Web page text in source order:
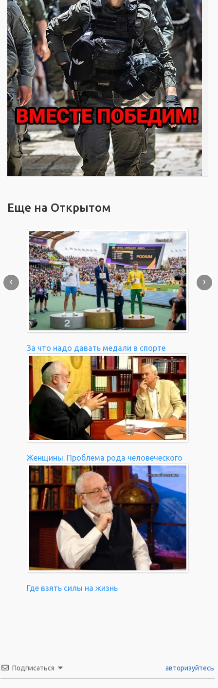
Еще на Открытом
За что надо давать медали в спорте
Женщины. Проблема рода человеческого
Где взять силы на жизнь
‹ ›
Подписаться авторизуйтесь